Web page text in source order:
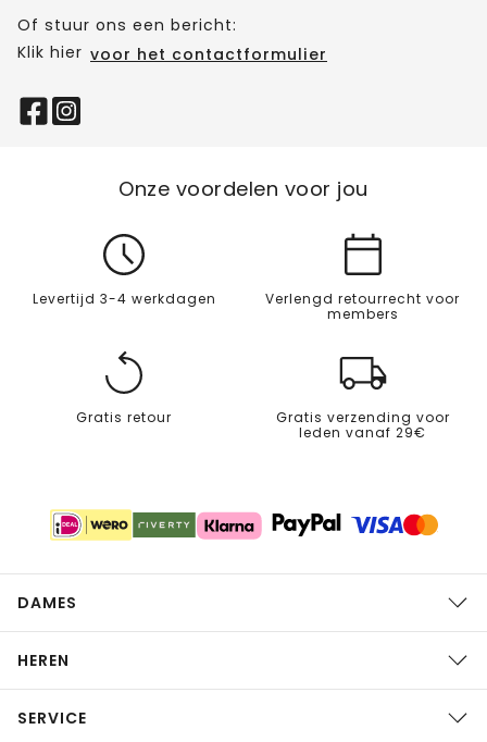
Of stuur ons een bericht:
Klik hier voor het contactformulier
Onze voordelen voor jou
Levertijd 3-4 werkdagen
Verlengd retourrecht voor
members
Gratis retour
Gratis verzending voor
leden vanaf 29€
DAMES
HEREN
SERVICE